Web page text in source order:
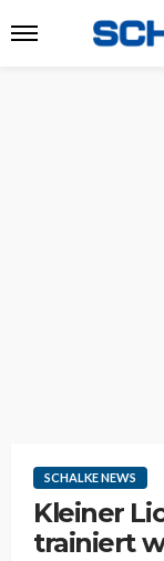
SCHALKE NEWS
Kleiner
trainiert